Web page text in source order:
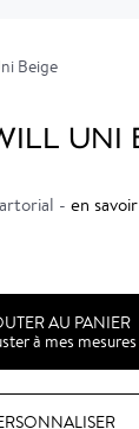
Beige
UNI
- en
AU PANIER
à mes mesures